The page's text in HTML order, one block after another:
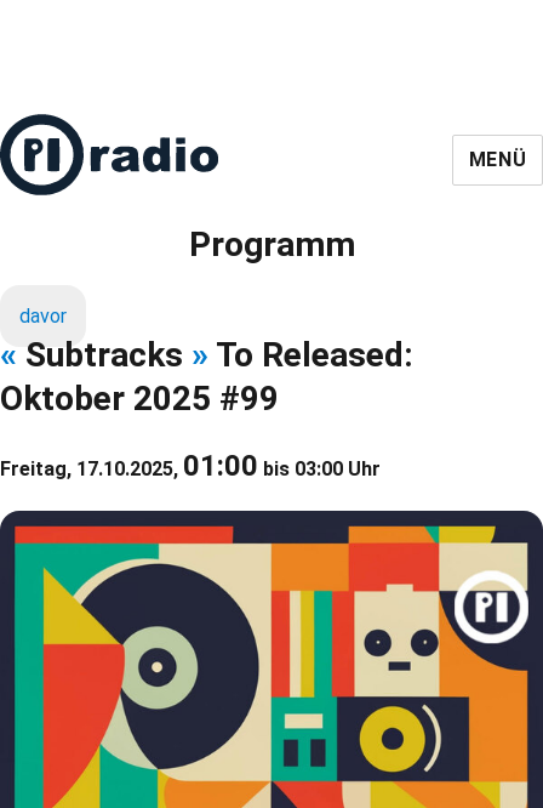
MENÜ
Programm
davor
« Subtracks » To Released:
Oktober 2025 #99
Freitag, 17.10.2025, 01:00 bis 03:00 Uhr